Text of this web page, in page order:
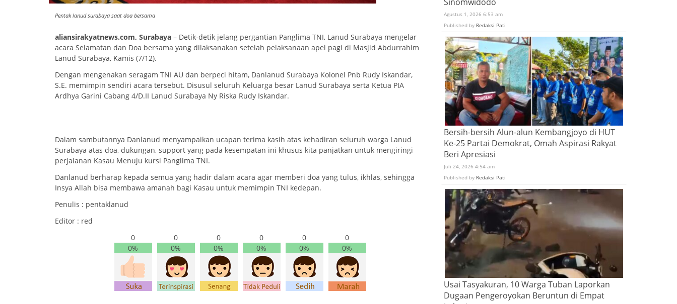
Pentak lanud surabaya saat doa bersama
aliansirakyatnews.com, Surabaya – Detik-detik jelang pergantian Panglima TNI, Lanud Surabaya mengelar
acara Selamatan dan Doa bersama yang dilaksanakan setelah pelaksanaan apel pagi di Masjid Abdurrahim
Lanud Surabaya, Kamis (7/12).
Dengan mengenakan seragam TNI AU dan berpeci hitam, Danlanud Surabaya Kolonel Pnb Rudy Iskandar,
S.E. memimpin sendiri acara tersebut. Disusul seluruh Keluarga besar Lanud Surabaya serta Ketua PIA
Ardhya Garini Cabang 4/D.II Lanud Surabaya Ny Riska Rudy Iskandar.
Dalam sambutannya Danlanud menyampaikan ucapan terima kasih atas kehadiran seluruh warga Lanud
Surabaya atas doa, dukungan, support yang pada kesempatan ini khusus kita panjatkan untuk mengiringi
perjalanan Kasau Menuju kursi Panglima TNI.
Danlanud berharap kepada semua yang hadir dalam acara agar memberi doa yang tulus, ikhlas, sehingga
Insya Allah bisa membawa amanah bagi Kasau untuk memimpin TNI kedepan.
Penulis : pentaklanud
Editor : red
0
0%
0
0%
0
0%
0
0%
0
0%
0
0%
Agustus 1, 2026 6:53 am
Published by Redaksi Pati
Bersih-bersih Alun-alun Kembangjoyo di HUT
Ke-25 Partai Demokrat, Omah Aspirasi Rakyat
Beri Apresiasi
Juli 24, 2026 4:54 am
Published by Redaksi Pati
Usai Tasyakuran, 10 Warga Tuban Laporkan
Dugaan Pengeroyokan Beruntun di Empat